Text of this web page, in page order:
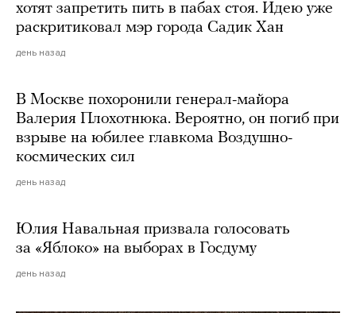
хотят запретить пить в пабах стоя. Идею уже
раскритиковал мэр города Садик Хан
день назад
В Москве похоронили генерал-майора
Валерия Плохотнюка. Вероятно, он погиб при
взрыве на юбилее главкома Воздушно-
космических сил
день назад
Юлия Навальная призвала голосовать
за «Яблоко» на выборах в Госдуму
день назад